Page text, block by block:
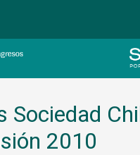
Sociedad
2010